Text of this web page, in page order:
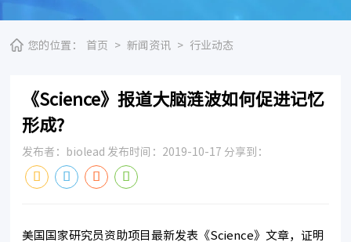
您的位置： 首页 > 新闻资讯 > 行业动态
《Science》报道大脑涟波如何促进记忆
形成?
发布者：biolead 发布时间：2019-10-17 分享到：
美国国家研究员资助项目最新发表《Science》文章，证明